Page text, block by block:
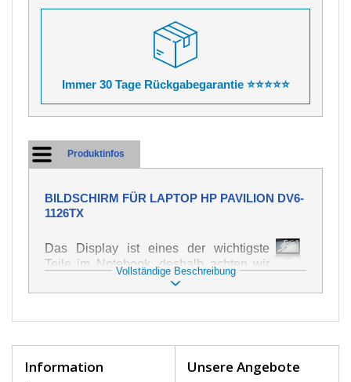
Immer 30 Tage Rückgabegarantie ⭐⭐⭐⭐⭐
Produktinfos
BILDSCHIRM FÜR LAPTOP HP PAVILION DV6-
1126TX
Das Display ist eines der wichtigste
Teile im Notebook, deshalb achten wir
auf höchste Qualität dieses Ersatzteils.
Er dient zur Darstellung von Texten und
schnell, deshalb ist es wichtig, mit dem
Zu den häufigsten Beschädigungen
Vollständige Beschreibung
Information Unsere Angebote